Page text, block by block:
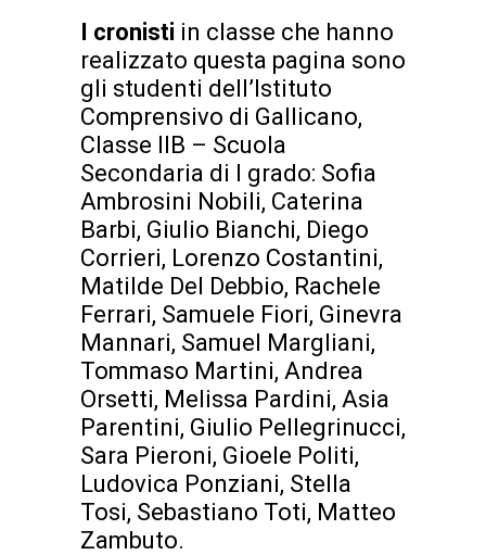
I cronisti in classe che hanno
realizzato questa pagina sono
gli studenti dell’Istituto
Comprensivo di Gallicano,
Classe IIB – Scuola
Secondaria di I grado: Sofia
Ambrosini Nobili, Caterina
Barbi, Giulio Bianchi, Diego
Corrieri, Lorenzo Costantini,
Matilde Del Debbio, Rachele
Ferrari, Samuele Fiori, Ginevra
Mannari, Samuel Margliani,
Tommaso Martini, Andrea
Orsetti, Melissa Pardini, Asia
Parentini, Giulio Pellegrinucci,
Sara Pieroni, Gioele Politi,
Ludovica Ponziani, Stella
Tosi, Sebastiano Toti, Matteo
Zambuto.